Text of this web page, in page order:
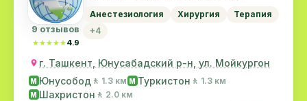
9 отзывов
★★★★★
★★★★★4.9
Анестезиология Хирургия
Терапия
+4
г. Ташкент, Юнусабадский р-н, ул. Мойкургон
M Юнусобод 🚶 1.3 км M Туркистон 🚶 1.3 км
M Шахристон 🚶 2.0 км